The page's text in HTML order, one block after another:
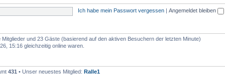
n
n
e
u
l
e
s
n
B
n
e
e
Ich habe mein Passwort vergessen Angemeldet bleiben
und 23 Gäste (basierend auf den aktiven Besuchern der letzten Minute)
15:16 gleichzeitig online waren.
431 • Unser neuestes Mitglied: Ralle1